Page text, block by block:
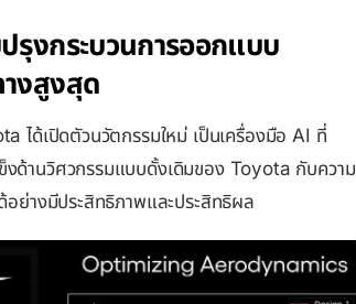
รุงกระบวนการออกแบบ
งสูงสุด
ได้เปิดตัวนวัตกรรมใหม่ เป็นเครื่องมือ AI ที่
ด้านวิศวกรรมแบบดั้งเดิมของ Toyota กับความ
ย่างมีประสิทธิภาพและประสิทธิผล